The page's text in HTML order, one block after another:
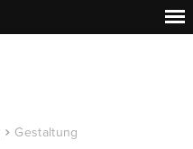
Gestaltung